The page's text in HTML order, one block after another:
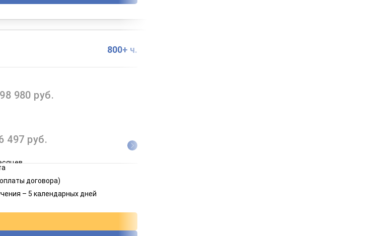
800+ ч.
980 руб.
497 руб.
249 руб.
договора)
– 5 календарных дней